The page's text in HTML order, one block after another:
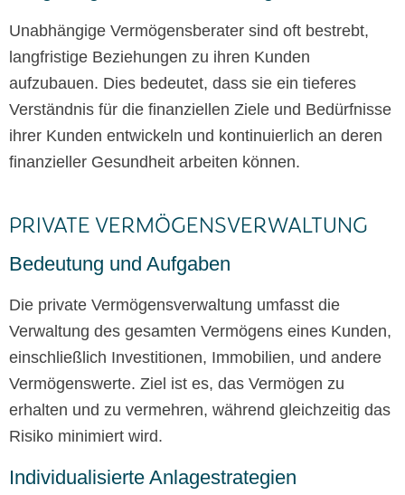
Unabhängige Vermögensberater sind oft bestrebt,
langfristige Beziehungen zu ihren Kunden
aufzubauen. Dies bedeutet, dass sie ein tieferes
Verständnis für die finanziellen Ziele und Bedürfnisse
ihrer Kunden entwickeln und kontinuierlich an deren
finanzieller Gesundheit arbeiten können.
PRIVATE VERMÖGENSVERWALTUNG
Bedeutung und Aufgaben
Die private Vermögensverwaltung umfasst die
Verwaltung des gesamten Vermögens eines Kunden,
einschließlich Investitionen, Immobilien, und andere
Vermögenswerte. Ziel ist es, das Vermögen zu
erhalten und zu vermehren, während gleichzeitig das
Risiko minimiert wird.
Individualisierte Anlagestrategien